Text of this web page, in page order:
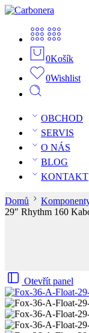
0Košík
0Wishlist
OBCHOD
SERVIS
O NÁS
BLOG
KONTAKT
Domů
29″ Rhythm 160
Otevřít panel